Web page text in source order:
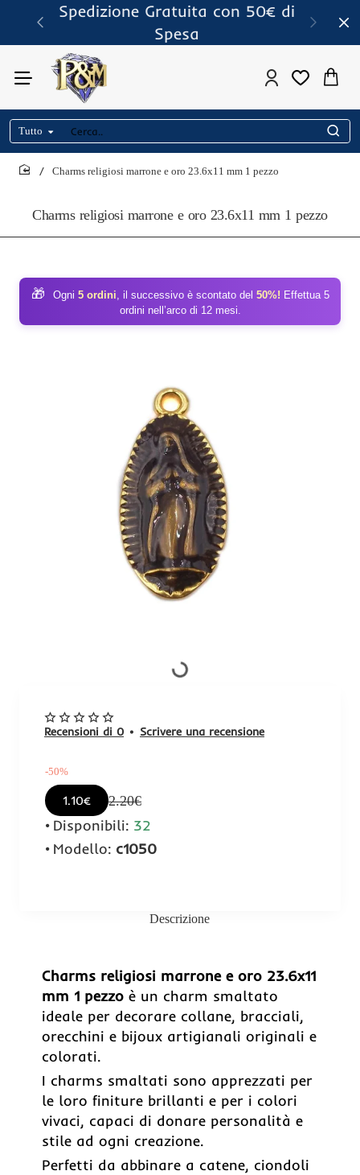
Spedizione Gratuita con 50€ di
Spesa
Tutto
Cerca..
Charms religiosi marrone e oro 23.6x11 mm 1 pezzo
Charms religiosi marrone e oro 23.6x11 mm 1 pezzo
🎁 Ogni 5 ordini, il successivo è scontato del 50%! Effettua 5
ordini nell’arco di 12 mesi.
-50%
Recensioni di 0 • Scrivere una recensione
-50%
1.10€ 2.20€
Disponibili: 32
Modello: c1050
Descrizione
Charms religiosi marrone e oro 23.6x11
mm 1 pezzo è un charm smaltato
ideale per decorare collane, bracciali,
orecchini e bijoux artigianali originali e
colorati.
I charms smaltati sono apprezzati per
le loro finiture brillanti e per i colori
vivaci, capaci di donare personalità e
stile ad ogni creazione.
Perfetti da abbinare a catene, ciondoli